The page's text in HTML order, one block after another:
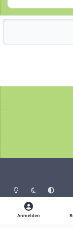
Heller ModusDunkler Modus
Anmelden